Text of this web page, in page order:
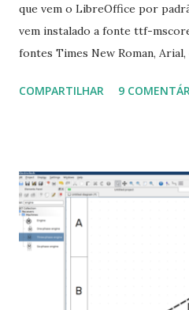
que vem o LibreOffice por
vem instalado a fonte ttf-
fontes Times New Roman,
a Associação Brasileira de
que contém essas fontes. Ao
terminal e execute o comando:
mscorefonts-installer Leia os
clicando em “Ok” Agora aceite
em “Sim” Pronto agora abra o
fontes Times New Roman,
COMPARTILHAR 9